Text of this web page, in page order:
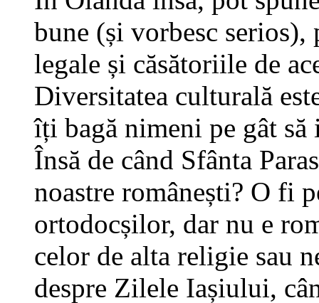
bune (și vorbesc
legale și căsătoriile de
Diversitatea culturală
îți bagă nimeni pe gât
Însă de când Sfânta
noastre românești? O fi
ortodocșilor, dar nu e
celor de alta religie sau
despre Zilele Iașiului,